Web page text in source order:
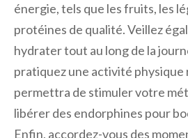
énergie, tels que les fruits, les
protéines de qualité. Veillez
hydrater tout au long de la
pratiquez une activité physique
permettra de stimuler votre
libérer des endorphines pour
Enfin, accordez-vous des